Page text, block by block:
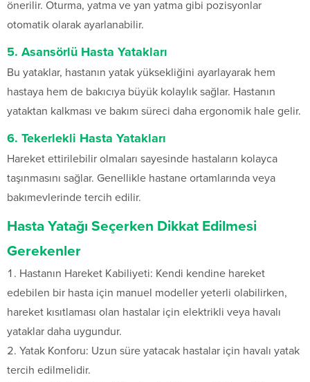
önerilir. Oturma, yatma ve yan yatma gibi pozisyonlar
otomatik olarak ayarlanabilir.
5. Asansörlü Hasta Yatakları
Bu yataklar, hastanın yatak yüksekliğini ayarlayarak hem
hastaya hem de bakıcıya büyük kolaylık sağlar. Hastanın
yataktan kalkması ve bakım süreci daha ergonomik hale gelir.
6. Tekerlekli Hasta Yatakları
Hareket ettirilebilir olmaları sayesinde hastaların kolayca
taşınmasını sağlar. Genellikle hastane ortamlarında veya
bakımevlerinde tercih edilir.
Hasta Yatağı Seçerken Dikkat Edilmesi
Gerekenler
Hastanın Hareket Kabiliyeti: Kendi kendine hareket
edebilen bir hasta için manuel modeller yeterli olabilirken,
hareket kısıtlaması olan hastalar için elektrikli veya havalı
yataklar daha uygundur.
Yatak Konforu: Uzun süre yatacak hastalar için havalı yatak
tercih edilmelidir.